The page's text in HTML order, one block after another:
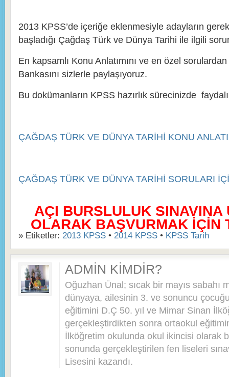
2013 KPSS’de içeriğe eklenmesiyle adayların
başladığı Çağdaş Türk ve Dünya Tarihi ile ilgili
En kapsamlı Konu Anlatımını ve en özel
Bankasını sizlerle paylaşıyoruz.
Bu dokümanların KPSS hazırlık sürecinizde
ÇAĞDAŞ TÜRK VE DÜNYA TARİHİ KONU
ÇAĞDAŞ TÜRK VE DÜNYA TARİHİ SORULARI
AÇI BURSLULUK SINAVINA
OLARAK BAŞVURMAK İÇİN
» Etiketler: 2013 KPSS • 2014 KPSS • KPSS Tarih
ADMIN KIMDIR?
Oğuzhan Ünal; sıcak bir mayıs sabahı
dünyaya, ailesinin 3. ve sonuncu
eğitimini D.Ç 50. yıl ve Mimar Sinan
gerçekleştirdikten sonra ortaokul
İlköğretim okulunda okul ikincisi olarak
sonunda gerçekleştirilen fen liseleri
Lisesini kazandı.